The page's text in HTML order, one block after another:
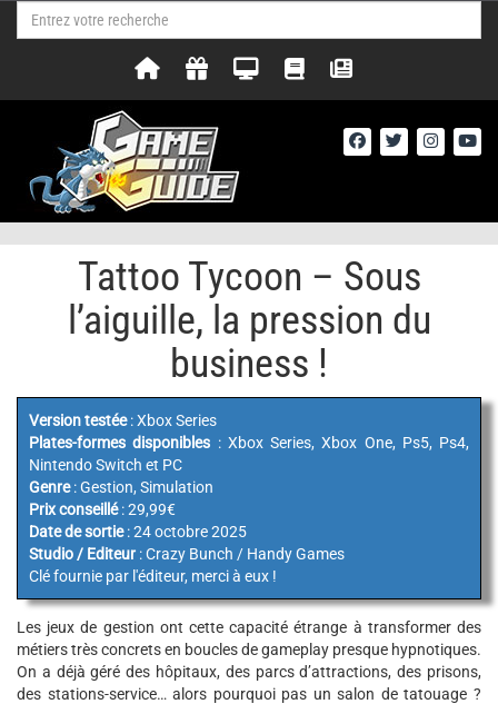
Tattoo Tycoon – Sous
l’aiguille, la pression du
business !
Version testée: Xbox Series
Plates-formes disponibles : Xbox Series, Xbox One, Ps5, Ps4,
Nintendo Switch et PC
Genre: Gestion, Simulation
Prix conseillé: 29,99€
Date de sortie: 24 octobre 2025
Studio / Editeur : Crazy Bunch / Handy Games
Clé fournie par l'éditeur, merci à eux !
Les jeux de gestion ont cette capacité étrange à transformer des
métiers très concrets en boucles de gameplay presque hypnotiques.
On a déjà géré des hôpitaux, des parcs d’attractions, des prisons,
des stations-service… alors pourquoi pas un salon de tatouage ?